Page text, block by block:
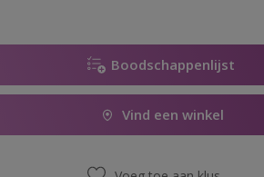
Boodschappenlijst
Vind een winkel